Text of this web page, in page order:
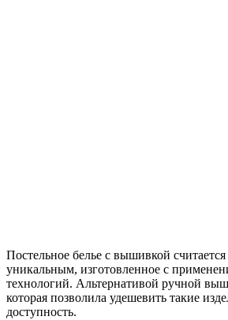
Постельное белье с вышивкой
уникальным, изготовленное с
технологий. Альтернативой ручной
которая позволила удешевить такие
доступность.